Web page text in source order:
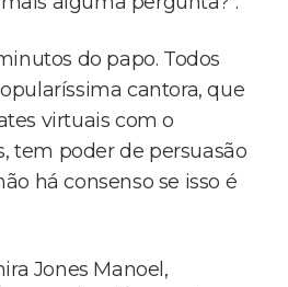
do papo. Todos
cantora, que
virtuais com o
tem poder de persuasão
há consenso se isso é
Jones Manoel,